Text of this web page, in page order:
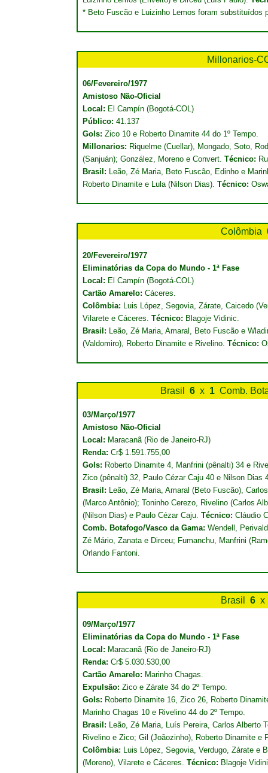
* Beto Fuscão e Luizinho Lemos foram substituídos
Millonarios-
06/Fevereiro/1977
Amistoso Não-Oficial
Local: El Campín (Bogotá-COL)
Público: 41.137
Gols: Zico 10 e Roberto Dinamite 44 do 1º Tempo.
Millonarios: Riquelme (Cuellar), Mongado, Soto,
(Sanjuán); González, Moreno e Convert. Técnico:
Brasil: Leão, Zé Maria, Beto Fuscão, Edinho e
Roberto Dinamite e Lula (Nilson Dias). Técnico:
Colômbia
20/Fevereiro/1977
Eliminatórias da Copa do Mundo - 1ª Fase
Local: El Campín (Bogotá-COL)
Cartão Amarelo: Cáceres.
Colômbia: Luis López, Segovia, Zárate, Caicedo
Vilarete e Cáceres. Técnico: Blagoje Vidinic.
Brasil: Leão, Zé Maria, Amaral, Beto Fuscão e
(Valdomiro), Roberto Dinamite e Rivelino. Técnico:
Brasil 6 x 1 Comb.
03/Março/1977
Amistoso Não-Oficial
Local: Maracanã (Rio de Janeiro-RJ)
Renda: Cr$ 1.591.755,00
Gols: Roberto Dinamite 4, Manfrini (pênalti) 34 e
Zico (pênalti) 32, Paulo Cézar Caju 40 e Nilson Dias
Brasil: Leão, Zé Maria, Amaral (Beto Fuscão),
(Marco Antônio); Toninho Cerezo, Rivelino (Carlos
(Nilson Dias) e Paulo Cézar Caju. Técnico: Cláudio
Comb. Botafogo/Vasco da Gama: Wendell,
Zé Mário, Zanata e Dirceu; Fumanchu, Manfrini
Orlando Fantoni.
Brasil 6 x
09/Março/1977
Eliminatórias da Copa do Mundo - 1ª Fase
Local: Maracanã (Rio de Janeiro-RJ)
Renda: Cr$ 5.030.530,00
Cartão Amarelo: Marinho Chagas.
Expulsão: Zico e Zárate 34 do 2º Tempo.
Gols: Roberto Dinamite 16, Zico 26, Roberto
Marinho Chagas 10 e Rivelino 44 do 2º Tempo.
Brasil: Leão, Zé Maria, Luís Pereira, Carlos Alberto
Rivelino e Zico; Gil (Joãozinho), Roberto Dinamite e
Colômbia: Luis López, Segovia, Verdugo, Zárate e
(Moreno), Vilarete e Cáceres. Técnico: Blagoje